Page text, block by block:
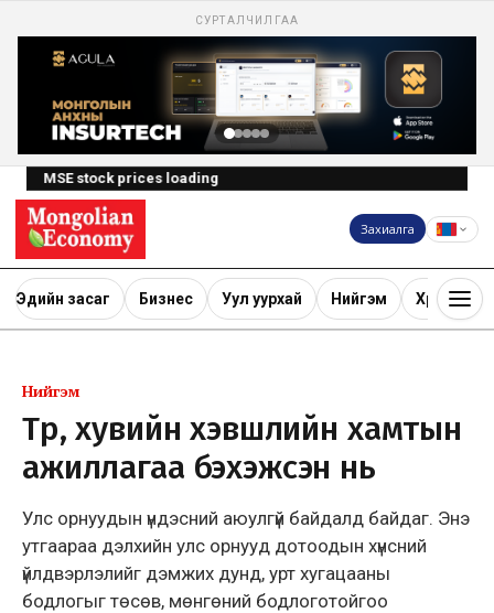
СУРТАЛЧИЛГАА
MSE stock prices loading
Захиалга
Эдийн засаг Бизнес Уул уурхай Нийгэм Хөрөнгө
Нийгэм
Төр, хувийн хэвшлийн хамтын
ажиллагаа бэхэжсэн нь
Улс орнуудын үндэсний аюулгүй байдалд байдаг. Энэ
утгаараа дэлхийн улс орнууд дотоодын хүнсний
үйлдвэрлэлийг дэмжих дунд, урт хугацааны
бодлогыг төсөв, мөнгөний бодлоготойгоо